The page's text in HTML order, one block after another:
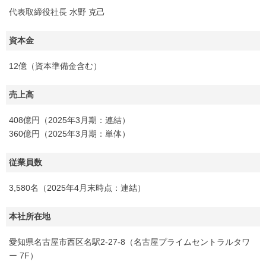
代表取締役社長 水野 克己
資本金
12億（資本準備金含む）
売上高
408億円（2025年3月期：連結）
360億円（2025年3月期：単体）
従業員数
3,580名（2025年4月末時点：連結）
本社所在地
愛知県名古屋市西区名駅2-27-8（名古屋プライムセントラルタワ
ー 7F）